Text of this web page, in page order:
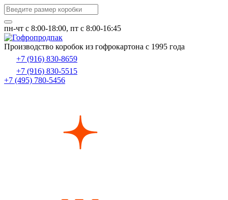
пн-чт c 8:00-18:00, пт с 8:00-16:45
Производство коробок из гофрокартона с 1995 года
+7 (916) 830-8659
+7 (916) 830-5515
+7 (495) 780-5456